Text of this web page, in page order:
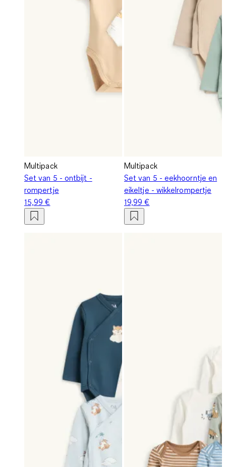
Multipack
Set van 5 - ontbijt -
rompertje
15,99 €
Multipack
Set van 5 - eekhoorntje en
eikeltje - wikkelrompertje
19,99 €